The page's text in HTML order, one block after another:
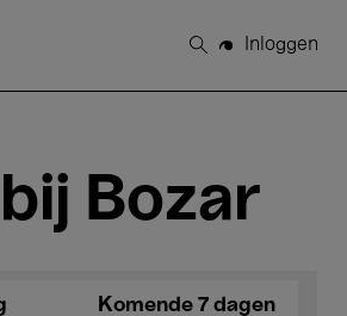
Zoeken
Inloggen
Bozar
Komende 7 dagen